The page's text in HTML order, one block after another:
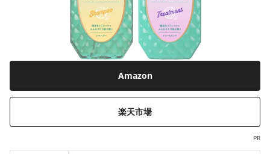
Amazon
楽天市場
PR